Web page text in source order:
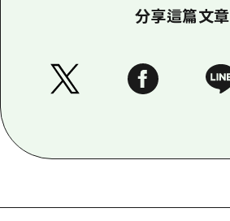
分享這篇文章